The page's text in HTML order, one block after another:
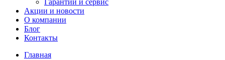
Гарантии и сервис
Акции и новости
О компании
Блог
Контакты
Главная